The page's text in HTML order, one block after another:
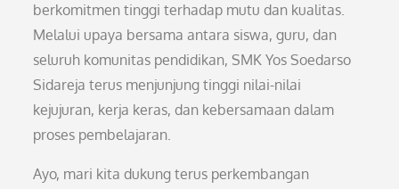
berkomitmen tinggi terhadap mutu dan kualitas.
Melalui upaya bersama antara siswa, guru, dan
seluruh komunitas pendidikan, SMK Yos Soedarso
Sidareja terus menjunjung tinggi nilai-nilai
kejujuran, kerja keras, dan kebersamaan dalam
proses pembelajaran.
Ayo, mari kita dukung terus perkembangan